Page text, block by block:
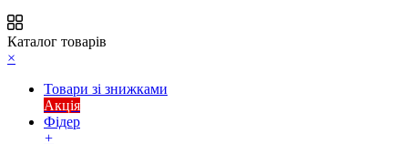
Каталог товарів
×
Товари зі знижками
Акція
Фідер
+